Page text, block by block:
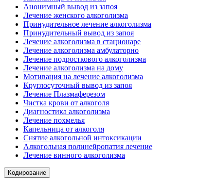
Анонимный вывод из запоя
Лечение женского алкоголизма
Принудительное лечение алкоголизма
Принудительный вывод из запоя
Лечение алкоголизма в стационаре
Лечение алкоголизма амбулаторно
Лечение подросткового алкоголизма
Лечение алкоголизма на дому
Мотивация на лечение алкоголизма
Круглосуточный вывод из запоя
Лечение Плазмаферезом
Чистка крови от алкоголя
Диагностика алкоголизма
Лечение похмелья
Капельница от алкоголя
Снятие алкогольной интоксикации
Алкогольная полинейропатия лечение
Лечение винного алкоголизма
Кодирование